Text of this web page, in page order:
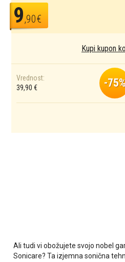
9,90€
Kupi kupon
Vrednost:
39,90 €
-
Ali tudi vi obožujete svojo nobel
Sonicare? Ta izjemna sonična